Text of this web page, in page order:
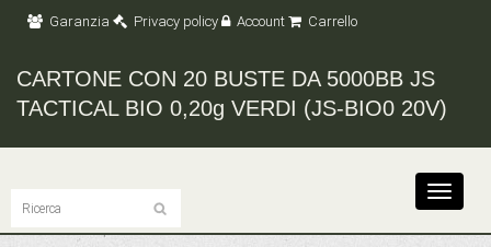
Garanzia
Privacy policy Account Carrello
CARTONE CON 20 BUSTE DA 5000BB JS
TACTICAL BIO 0,20g VERDI (JS-BIO0 20V)
Toggle